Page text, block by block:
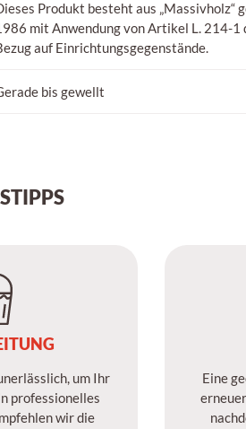
Produkt besteht aus
mit Anwendung von Artikel L. 214-1
auf Einrichtungsgegenstände.
bis gewellt
um Ihr
professionelles
wir die
Eine